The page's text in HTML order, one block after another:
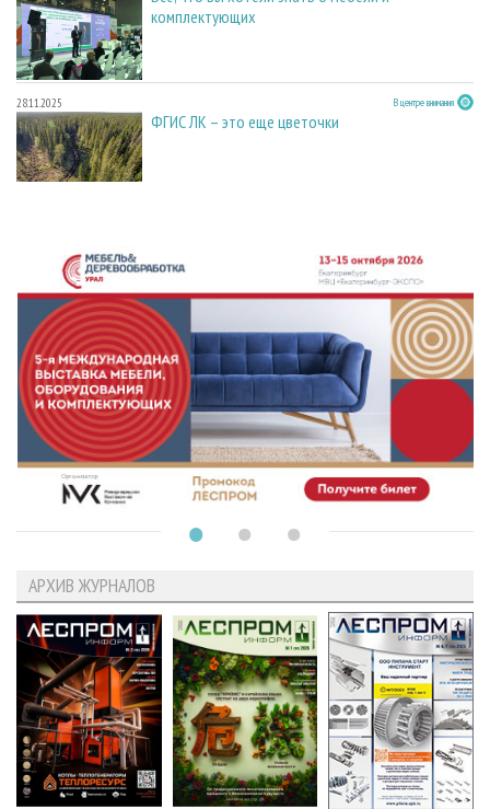
комплектующих
28.11.2025 В центре внимания
ФГИС ЛК – это еще цветочки
АРХИВ ЖУРНАЛОВ